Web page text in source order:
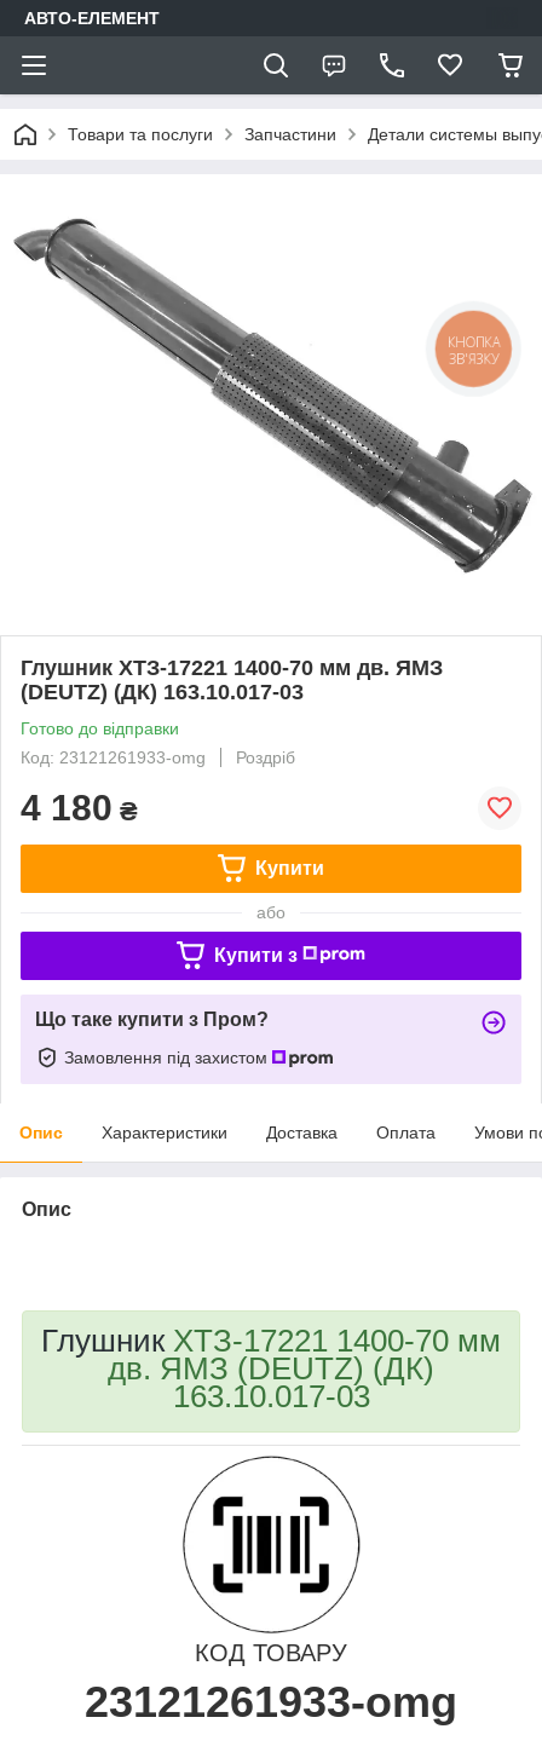
АВТО-ЕЛЕМЕНТ
Товари та послуги Запчастини Детали системы
Глушник ХТЗ-17221 1400-70 мм дв. ЯМЗ
(DEUTZ) (ДК) 163.10.017-03
Готово до відправки
Код: 23121261933-omg
Роздріб
4 180 ₴
Купити
або
Купити з
Що таке купити з Пром?
Замовлення під захистом
Опис Характеристики Доставка Оплата Умови
Опис
Глушник ХТЗ-17221 1400-70 мм
дв. ЯМЗ (DEUTZ) (ДК)
163.10.017-03
КОД ТОВАРУ
23121261933-omg
КНОПКА
ЗВ'ЯЗКУ